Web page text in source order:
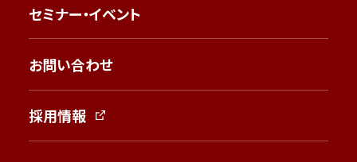
セミナー・イベント
お問い合わせ
採用情報